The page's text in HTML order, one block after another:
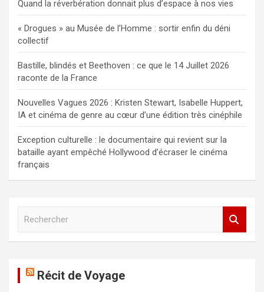
Quand la réverbération donnait plus d’espace à nos vies
« Drogues » au Musée de l’Homme : sortir enfin du déni
collectif
Bastille, blindés et Beethoven : ce que le 14 Juillet 2026
raconte de la France
Nouvelles Vagues 2026 : Kristen Stewart, Isabelle Huppert,
IA et cinéma de genre au cœur d’une édition très cinéphile
Exception culturelle : le documentaire qui revient sur la
bataille ayant empêché Hollywood d’écraser le cinéma
français
Récit de Voyage